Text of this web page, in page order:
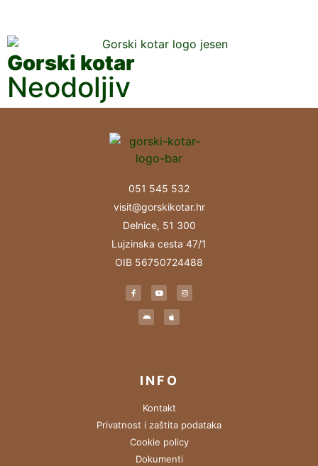
Gorski kotar
Neodoljiv
051 545 532
visit@gorskikotar.hr
Delnice, 51 300
Lujzinska cesta 47/1
OIB 56750724488
INFO
Kontakt
Privatnost i zaštita podataka
Cookie policy
Dokumenti